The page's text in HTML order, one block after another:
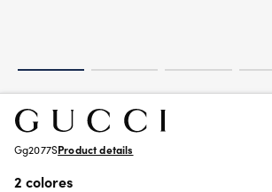
Gg2077SProduct details
2 colores